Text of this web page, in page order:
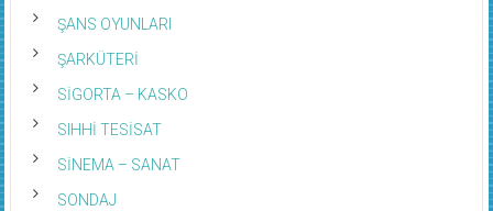
ŞANS OYUNLARI
ŞARKÜTERİ
SİGORTA – KASKO
SIHHİ TESİSAT
SİNEMA – SANAT
SONDAJ